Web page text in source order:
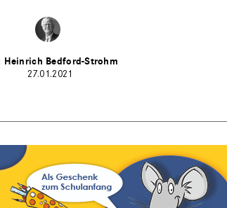
Heinrich Bedford-Strohm
27.01.2021